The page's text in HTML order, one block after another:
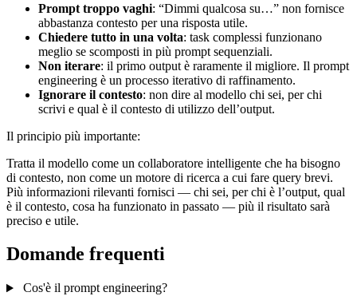
Prompt troppo vaghi: “Dimmi qualcosa su…” non fornisce
abbastanza contesto per una risposta utile.
Chiedere tutto in una volta: task complessi funzionano
meglio se scomposti in più prompt sequenziali.
Non iterare: il primo output è raramente il migliore. Il prompt
engineering è un processo iterativo di raffinamento.
Ignorare il contesto: non dire al modello chi sei, per chi
scrivi e qual è il contesto di utilizzo dell’output.
Il principio più importante:
Tratta il modello come un collaboratore intelligente che ha bisogno
di contesto, non come un motore di ricerca a cui fare query brevi.
Più informazioni rilevanti fornisci — chi sei, per chi è l’output, qual
è il contesto, cosa ha funzionato in passato — più il risultato sarà
preciso e utile.
Domande frequenti
Cos'è il prompt engineering?